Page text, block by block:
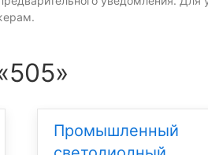
Промышленный